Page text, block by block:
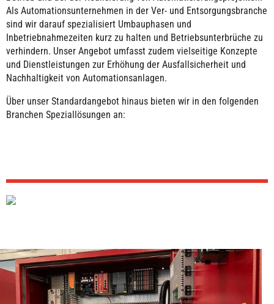
Als Automationsunternehmen in der Ver- und Entsorgungsbranche
sind wir darauf spezialisiert Umbauphasen und
Inbetriebnahmezeiten kurz zu halten und Betriebsunterbrüche zu
verhindern. Unser Angebot umfasst zudem vielseitige Konzepte
und Dienstleistungen zur Erhöhung der Ausfallsicherheit und
Nachhaltigkeit von Automationsanlagen.
Über unser Standardangebot hinaus bieten wir in den folgenden
Branchen Speziallösungen an: